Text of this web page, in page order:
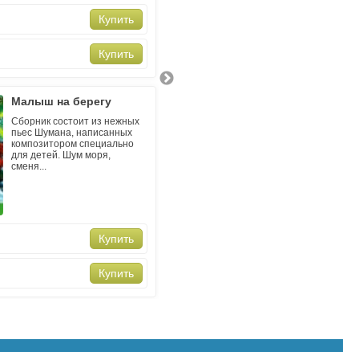
Купить
Купить
Малыш на берегу
Сборник состоит из нежных
пьес Шумана, написанных
композитором специально
для детей. Шум моря,
сменя...
Купить
Купить